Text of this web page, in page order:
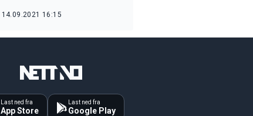
14.09.2021 16:15
Last ned fra
App Store
Last ned fra
Google Play